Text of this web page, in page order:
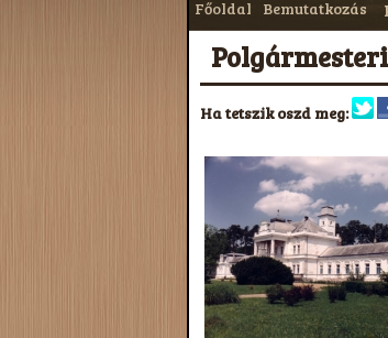
Főoldal Bemutatkozás
Ha tetszik oszd meg: